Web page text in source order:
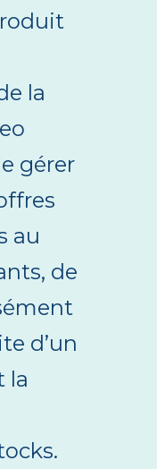
la
gérer
au
de
d’un
la